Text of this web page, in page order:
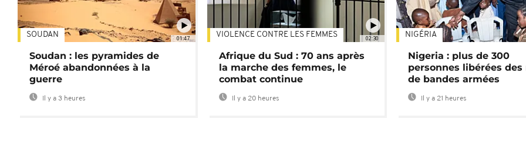
01:47
SOUDAN
Soudan : les pyramides de
Méroé abandonnées à la
guerre
Il y a 3 heures
02:30
VIOLENCE CONTRE LES FEMMES
Afrique du Sud : 70 ans après
la marche des femmes, le
combat continue
Il y a 20 heures
NIGÉRIA
Nigeria : plus de 300
personnes libérées des
de bandes armées
Il y a 21 heures